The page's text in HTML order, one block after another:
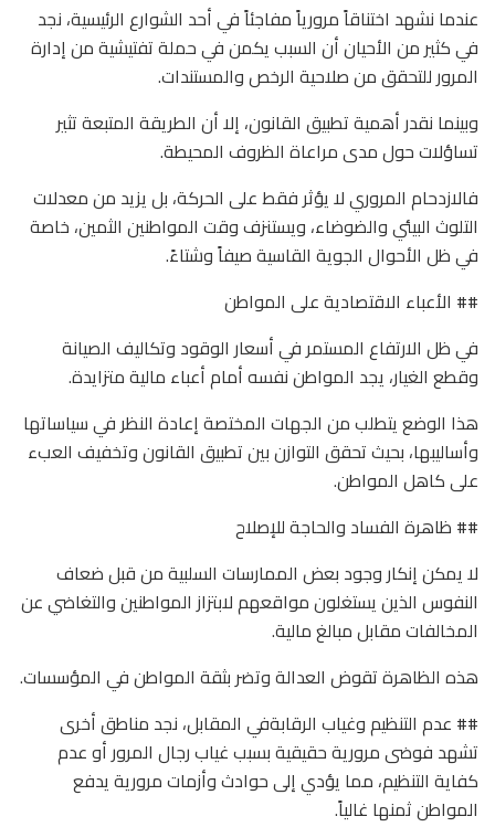
عندما نشهد اختناقاً مرورياً مفاجئاً في أحد الشوارع الرئيسية، نجد
في كثير من الأحيان أن السبب يكمن في حملة تفتيشية من إدارة
المرور للتحقق من صلاحية الرخص والمستندات.
وبينما نقدر أهمية تطبيق القانون، إلا أن الطريقة المتبعة تثير
تساؤلات حول مدى مراعاة الظروف المحيطة.
فالازدحام المروري لا يؤثر فقط على الحركة، بل يزيد من معدلات
التلوث البيئي والضوضاء، ويستنزف وقت المواطنين الثمين، خاصة
في ظل الأحوال الجوية القاسية صيفاً وشتاءً.
## الأعباء الاقتصادية على المواطن
في ظل الارتفاع المستمر في أسعار الوقود وتكاليف الصيانة
وقطع الغيار، يجد المواطن نفسه أمام أعباء مالية متزايدة.
هذا الوضع يتطلب من الجهات المختصة إعادة النظر في سياساتها
وأساليبها، بحيث تحقق التوازن بين تطبيق القانون وتخفيف العبء
على كاهل المواطن.
## ظاهرة الفساد والحاجة للإصلاح
لا يمكن إنكار وجود بعض الممارسات السلبية من قبل ضعاف
النفوس الذين يستغلون مواقعهم لابتزاز المواطنين والتغاضي عن
المخالفات مقابل مبالغ مالية.
هذه الظاهرة تقوض العدالة وتضر بثقة المواطن في المؤسسات.
## عدم التنظيم وغياب الرقابةفي المقابل، نجد مناطق أخرى
تشهد فوضى مرورية حقيقية بسبب غياب رجال المرور أو عدم
كفاية التنظيم، مما يؤدي إلى حوادث وأزمات مرورية يدفع
المواطن ثمنها غالياً.